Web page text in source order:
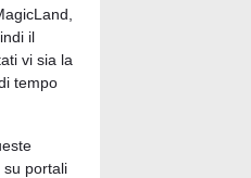
il
vi sia la
tempo
su portali